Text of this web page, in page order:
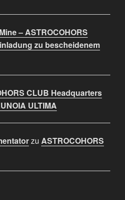
– ASTROCOHORS
zu bescheidenem
CLUB Headquarters
ULTIMA
zu ASTROCOHORS